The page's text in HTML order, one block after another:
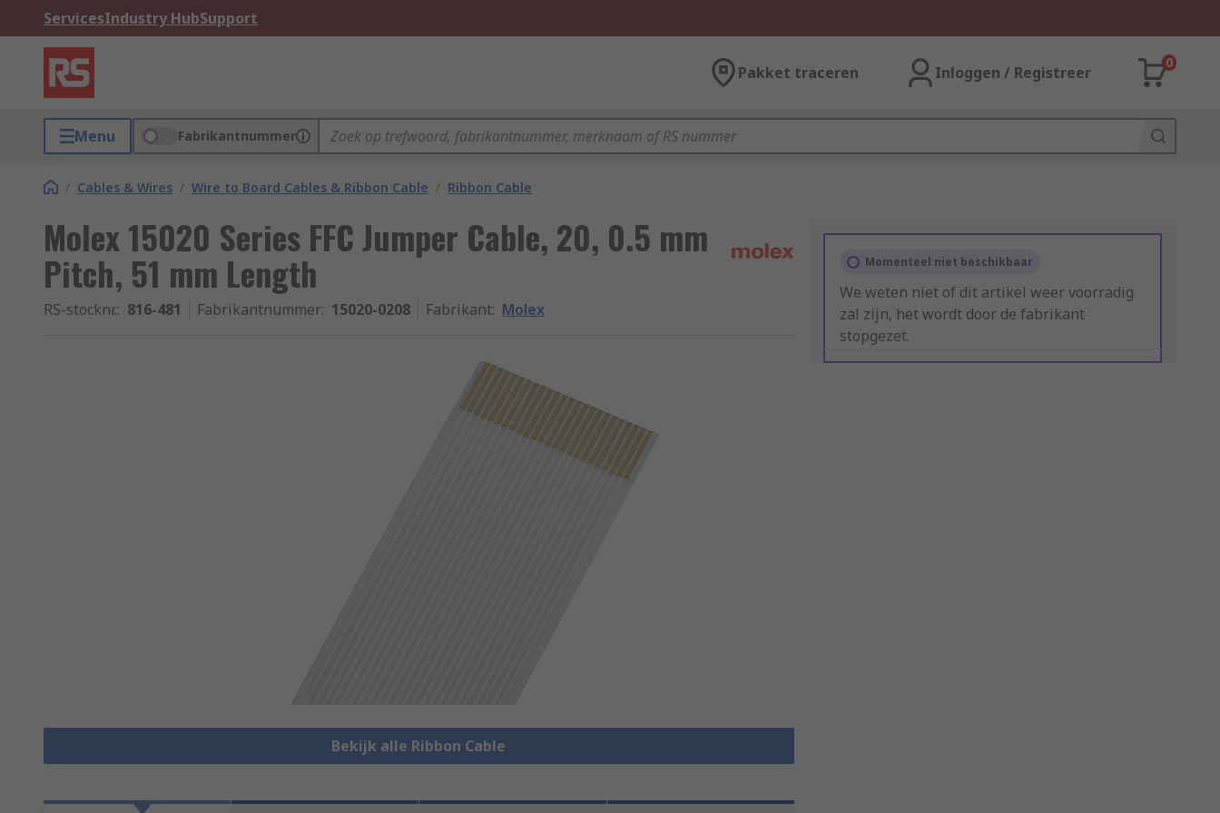
ServicesIndustry HubSupport
Pakket traceren Inloggen / Registreer
0
Menu Fabrikantnummer
/ Cables & Wires / Wire to Board Cables & Ribbon Cable / Ribbon Cable
Molex 15020 Series FFC Jumper Cable, 20, 0.5 mm
Pitch, 51 mm Length
RS-stocknr.: 816-481 Fabrikantnummer: 15020-0208 Fabrikant: Molex
Bekijk alle Ribbon Cable
Momenteel niet beschikbaar
We weten niet of dit artikel weer voorradig
zal zijn, het wordt door de fabrikant
stopgezet.